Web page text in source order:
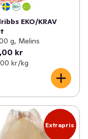
EKO/KRAV
g, Melins
kr
kr /kg
Extrapris